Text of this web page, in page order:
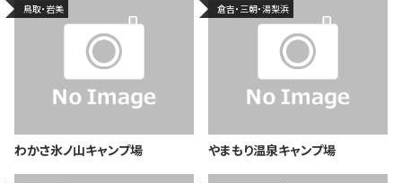
鳥取・岩美
わかさ氷ノ山キャンプ場
倉吉・三朝・湯梨浜
やまもり温泉キャンプ場